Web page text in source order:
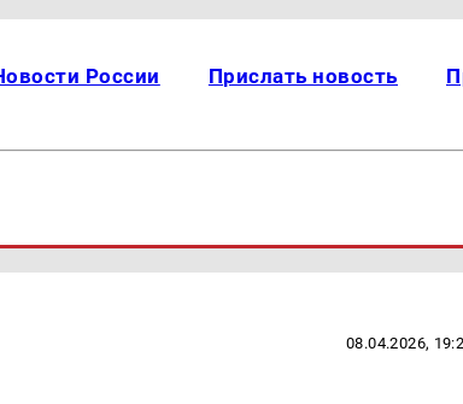
России Прислать новость
08.04.2026,